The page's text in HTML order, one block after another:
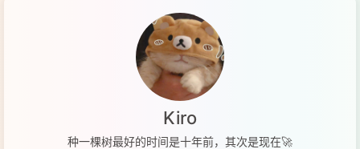
Kiro
种一棵树最好的时间是十年前，其次是现在🚀